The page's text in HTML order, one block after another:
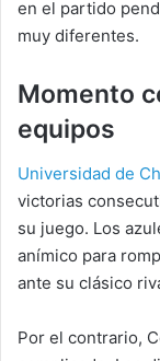
en el partido
muy diferentes.
Momento
equipos
Universidad de
victorias
su juego. Los
anímico para
ante su clásico
Por el contrario,